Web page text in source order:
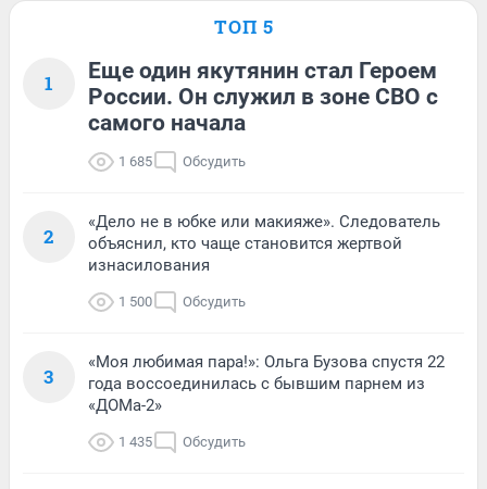
ТОП 5
1
Еще один якутянин стал Героем
России. Он служил в зоне СВО с
самого начала
1 685 Обсудить
2
«Дело не в юбке или макияже». Следователь
объяснил, кто чаще становится жертвой
изнасилования
1 500 Обсудить
3
«Моя любимая пара!»: Ольга Бузова спустя 22
года воссоединилась с бывшим парнем из
«ДОМа-2»
1 435 Обсудить